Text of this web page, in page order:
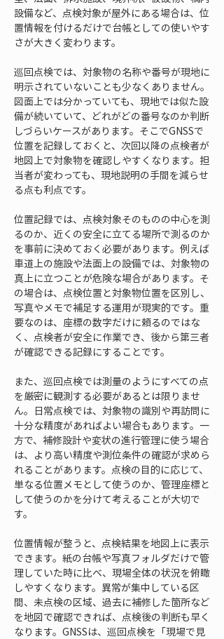
設備など、点検対象が屋外にある場合は、位
置情報を付けるだけで台帳としての使いやす
さが大きく変わります。
巡回点検では、対象物の名称や番号が現地に
明示されていないことも少なくありません。
図面上では分かっていても、現地では似た設
備が続いていて、どれがどの番号なのか判断
しづらいケースがあります。そこでGNSSで
位置を記録しておくと、次回以降の点検者が
地図上で対象物を確認しやすくなります。担
当者が変わっても、現地説明の手間を減らせ
る点も利点です。
位置記録では、点検対象そのものの中心を測
るのか、近くの安全に立てる場所で測るのか
を事前に決めておく必要があります。例えば
車道上の施設や法面上の設備では、対象物の
真上に立つことが危険な場合があります。そ
の場合は、点検位置と対象物位置を区別し、
写真やメモで補足する運用が現実的です。重
要なのは、座標の数字だけに頼るのではな
く、点検者が安全に作業でき、後から第三者
が確認できる記録にすることです。
また、巡回点検では測量のようにすべての点
を厳密に観測する必要があるとは限りませ
ん。日常点検では、対象物の識別や再訪問に
十分な精度があればよい場合もあります。一
方で、補修設計や変状の進行管理に使う場合
は、より高い精度や測位条件の確認が求めら
れることがあります。点検の目的に応じて、
単なる位置メモとして使うのか、管理座標と
して使うのかを分けて考えることが大切で
す。
位置情報が整うと、点検結果を地図上に表示
できます。紙の台帳や写真フォルダだけで管
理していた時に比べ、現場全体の状況を俯瞰
しやすくなります。異常が集中している区
間、未点検の区域、過去に補修した箇所など
を地図で確認できれば、点検後の判断も早く
なります。GNSSは、巡回点検を「現場で見